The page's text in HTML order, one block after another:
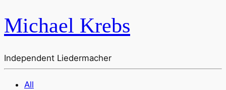
Michael Krebs
Independent Liedermacher
All